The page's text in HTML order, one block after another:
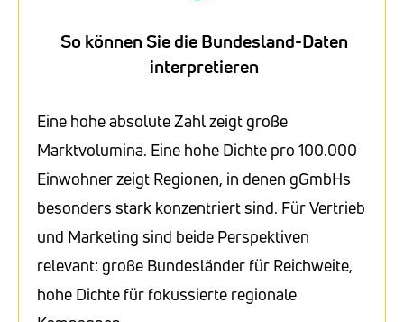
So können Sie die Bundesland-Daten
interpretieren
Eine hohe absolute Zahl zeigt große
Marktvolumina. Eine hohe Dichte pro 100.000
Einwohner zeigt Regionen, in denen gGmbHs
besonders stark konzentriert sind. Für Vertrieb
und Marketing sind beide Perspektiven
relevant: große Bundesländer für Reichweite,
hohe Dichte für fokussierte regionale